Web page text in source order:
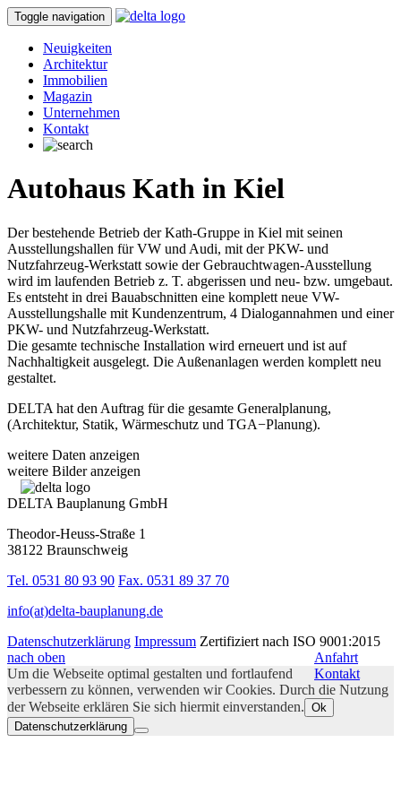
Toggle navigation
Neuigkeiten
Architektur
Immobilien
Magazin
Unternehmen
Kontakt
Autohaus Kath in Kiel
Der bestehende Betrieb der Kath-Gruppe in Kiel mit seinen
Ausstellungshallen für VW und Audi, mit der PKW- und
Nutzfahrzeug-Werkstatt sowie der Gebrauchtwagen-Ausstellung
wird im laufenden Betrieb z. T. abgerissen und neu- bzw. umgebaut.
Es entsteht in drei Bauabschnitten eine komplett neue VW-
Ausstellungshalle mit Kundenzentrum, 4 Dialogannahmen und einer
PKW- und Nutzfahrzeug-Werkstatt.
Die gesamte technische Installation wird erneuert und ist auf
Nachhaltigkeit ausgelegt. Die Außenanlagen werden komplett neu
gestaltet.
DELTA hat den Auftrag für die gesamte Generalplanung,
(Architektur, Statik, Wärmeschutz und TGA−Planung).
weitere Daten anzeigen
weitere Bilder anzeigen
DELTA Bauplanung GmbH
Theodor-Heuss-Straße 1
38122 Braunschweig
Tel. 0531 80 93 90 Fax. 0531 89 37 70
info(at)delta-bauplanung.de
Datenschutzerklärung Impressum Zertifiziert nach ISO 9001:2015
Anfahrt
Kontakt
nach oben
Um die Webseite optimal gestalten und fortlaufend
verbessern zu können, verwenden wir Cookies. Durch die Nutzung
der Webseite erklären Sie sich hiermit einverstanden. Ok
Datenschutzerklärung